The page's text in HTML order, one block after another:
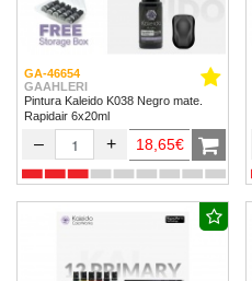
GA-46654
GAAHLERI
Pintura Kaleido K038 Negro mate.
Rapidair 6x20ml
– + 18,65€